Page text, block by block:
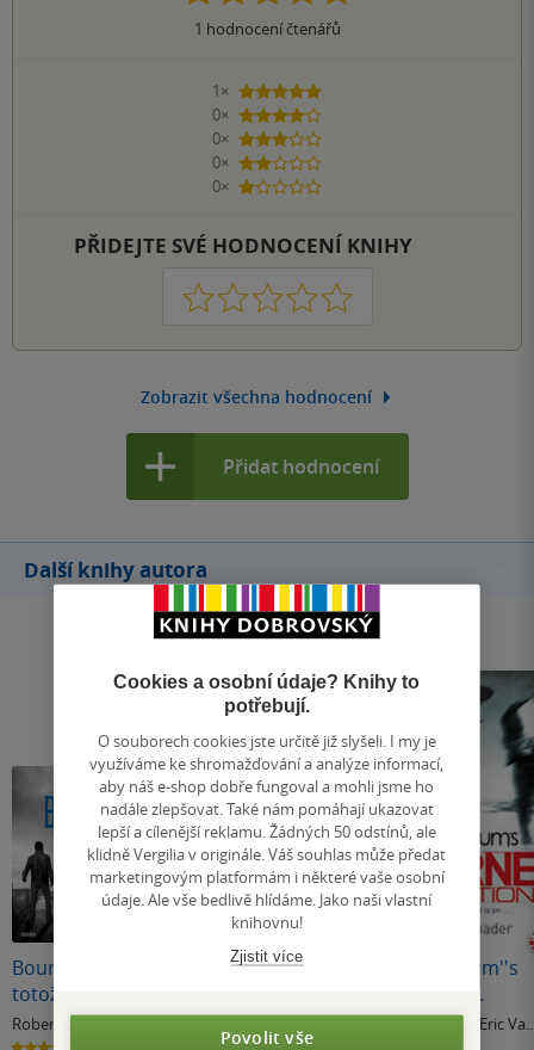
1 hodnocení čtenářů
1×
5 hvězdiček
0×
4 hvězdičky
0×
3 hvězdičky
0×
2 hvězdičky
0×
1 hvezdička
PŘIDEJTE SVÉ HODNOCENÍ KNIHY
1 2 3 4 5
Zobrazit všechna hodnocení
Přidat hodnocení
Další knihy autora
Bourneova
totožnost
Robert Ludlum
4.0
Bourneův mýtus
Robert Ludlum''s
Deception
Robert Ludlum
Eric Van
Cookies a osobní údaje? Knihy to
potřebují.
O souborech cookies jste určitě již slyšeli. I my je
využíváme ke shromažďování a analýze informací,
aby náš e-shop dobře fungoval a mohli jsme ho
nadále zlepšovat. Také nám pomáhají ukazovat
lepší a cílenější reklamu. Žádných 50 odstínů, ale
klidně Vergilia v originále. Váš souhlas může předat
marketingovým platformám i některé vaše osobní
údaje. Ale vše bedlivě hlídáme. Jako naši vlastní
knihovnu!
Zjistit více
Povolit vše